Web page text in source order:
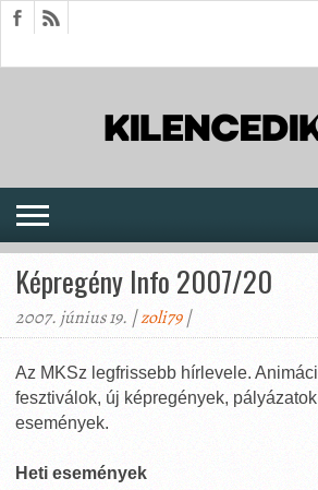
Képregény Info 2007/20
2007. június 19. |zoli79|
Az MKSz legfrissebb hírlevele.
fesztiválok, új képregények,
események.
Heti események